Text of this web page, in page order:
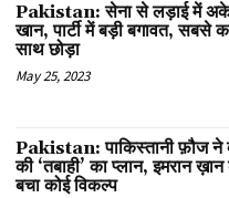
Pakistan: सेना से लड़ाई में
खान, पार्टी में बड़ी बगावत, सबसे
साथ छोड़ा
May 25, 2023
Pakistan: पाकिस्तानी फ़ौज ने
की ‘तबाही’ का प्लान, इमरान
बचा कोई विकल्प